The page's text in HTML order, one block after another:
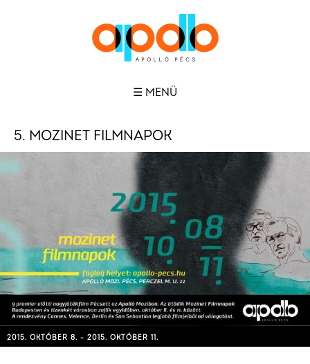
☰ MENÜ
5. MOZINET FILMNAPOK
2015. OKTÓBER 8. - 2015. OKTÓBER 11.